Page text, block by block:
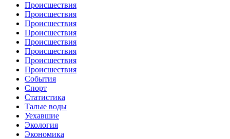
Происшествия
Происшествия
Происшествия
Происшествия
Происшествия
Происшествия
Происшествия
Происшествия
События
Спорт
Статистика
Талые воды
Уехавшие
Экология
Экономика